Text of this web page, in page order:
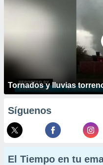
Tornados y lluvias
Síguenos
El Tiempo en tu